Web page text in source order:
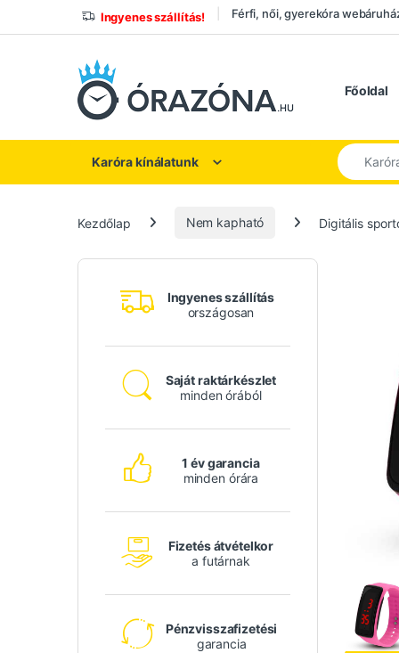
Ugrás a navigációhoz
Ugrás a tartalomhozIngyenes szállítás! Férfi, női, gyerekóra
Főoldal
Karóra kínálatunk
Keresés a
Kezdőlap Nem kapható Digitális
Ingyenes szállítás
országosan
Saját raktárkészlet
minden órából
1 év garancia
minden órára
Fizetés átvételkor
a futárnak
Pénzvisszafizetési
garancia